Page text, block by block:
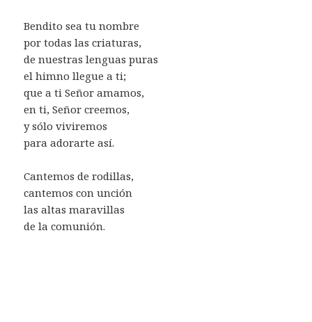
Bendito sea tu nombre
por todas las criaturas,
de nuestras lenguas puras
el himno llegue a ti;
que a ti Señor amamos,
en ti, Señor creemos,
y sólo viviremos
para adorarte así.
Cantemos de rodillas,
cantemos con unción
las altas maravillas
de la comunión.